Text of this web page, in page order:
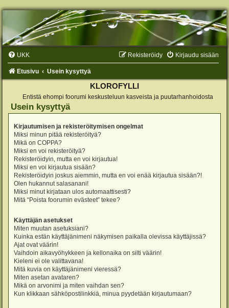
UKK Kirjaudu sisään
Rekisteröidy
Etusivu Usein kysyttyä
KLOROFYLLI
Entistä ehompi foorumi keskusteluun kasveista ja puutarhanhoidosta
Usein kysyttyä
Kirjautumisen ja rekisteröitymisen ongelmat
Miksi minun pitää rekisteröityä?
Mikä on COPPA?
Miksi en voi rekisteröityä?
Rekisteröidyin, mutta en voi kirjautua!
Miksi en voi kirjautua sisään?
Rekisteröidyin joskus aiemmin, mutta en voi enää kirjautua sisään?!
Olen hukannut salasanani!
Miksi minut kirjataan ulos automaattisesti?
Mitä “Poista foorumin evästeet” tekee?
Käyttäjän asetukset
Miten muutan asetuksiani?
Kuinka estän käyttäjänimeni näkymisen paikalla olevissa käyttäjissä?
Ajat ovat väärin!
Vaihdoin aikavyöhykkeen ja kellonaika on silti väärin!
Kieleni ei ole valittavana!
Mitä kuvia on käyttäjänimeni vieressä?
Miten asetan avataren?
Mikä on arvonimi ja miten vaihdan sen?
Kun klikkaan sähköpostilinkkiä, minua pyydetään kirjautumaan?